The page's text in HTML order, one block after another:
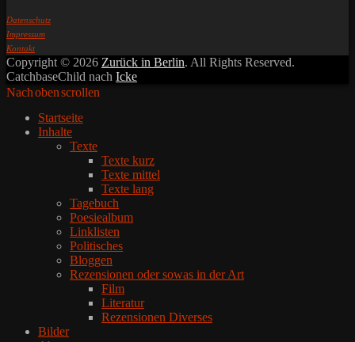
Datenschutz
Impressum
Kontakt
Copyright © 2026 Zurück in Berlin. All Rights Reserved.
CatchbaseChild nach Icke
Nach oben scrollen
Startseite
Inhalte
Texte
Texte kurz
Texte mittel
Texte lang
Tagebuch
Poesiealbum
Linklisten
Politisches
Bloggen
Rezensionen oder sowas in der Art
Film
Literatur
Rezensionen Diverses
Bilder